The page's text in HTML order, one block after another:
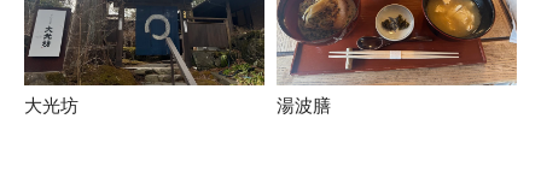
大光坊 湯波膳